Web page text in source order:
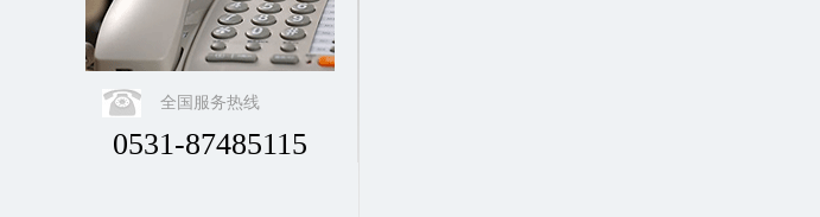
全国服务热线
0531-87485115